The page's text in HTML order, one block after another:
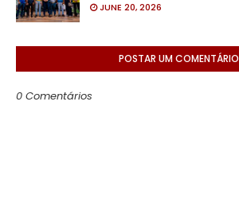
JUNE 20, 2026
POSTAR UM COMENTÁRIO
0 Comentários